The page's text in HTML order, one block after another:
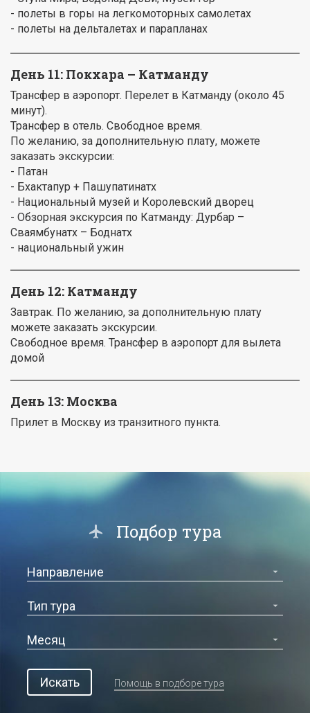
- полеты в горы на легкомоторных самолетах
- полеты на дельталетах и парапланах
День 11: Покхара – Катманду
Трансфер в аэропорт. Перелет в Катманду (около 45
минут).
Трансфер в отель. Свободное время.
По желанию, за дополнительную плату, можете
заказать экскурсии:
- Патан
- Бхактапур + Пашупатинатх
- Национальный музей и Королевский дворец
- Обзорная экскурсия по Катманду: Дурбар –
Сваямбунатх – Боднатх
- национальный ужин
День 12: Катманду
Завтрак. По желанию, за дополнительную плату
можете заказать экскурсии.
Свободное время. Трансфер в аэропорт для вылета
домой
День 13: Москва
Прилет в Москву из транзитного пункта.
Подбор тура
Искать Помощь в подборе тура